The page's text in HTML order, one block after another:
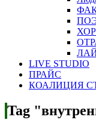
LIVE STUDIO
ПРАЙС
КОАЛИЦИЯ
Tag